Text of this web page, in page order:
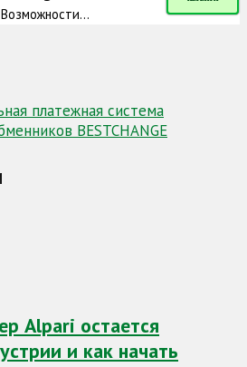
Возможности...
Alpari остается
и как начать